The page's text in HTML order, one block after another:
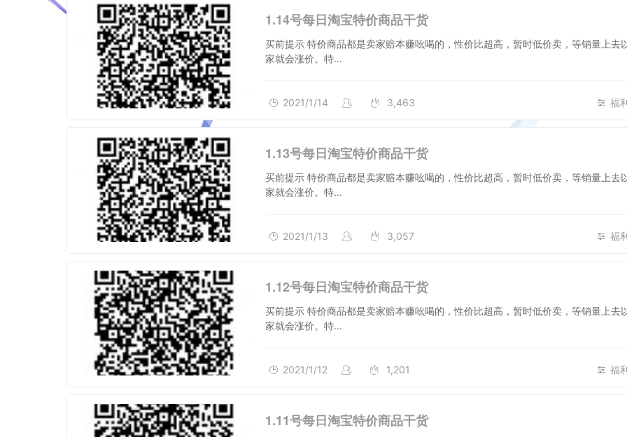
1.14号每日淘宝特价商品干货
买前提示 特价商品都是卖家赔本赚吆喝的，性价比超高，暂时低价卖，等销量上去
家就会涨价。特…
福
2021/1/14 3,463
1.13号每日淘宝特价商品干货
买前提示 特价商品都是卖家赔本赚吆喝的，性价比超高，暂时低价卖，等销量上去
家就会涨价。特…
福
2021/1/13 3,057
1.12号每日淘宝特价商品干货
买前提示 特价商品都是卖家赔本赚吆喝的，性价比超高，暂时低价卖，等销量上去
家就会涨价。特…
福
2021/1/12 1,201
1.11号每日淘宝特价商品干货